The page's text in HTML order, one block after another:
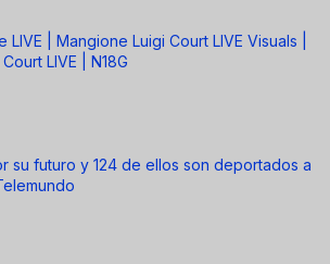
| Mangione Luigi Court LIVE Visuals |
LIVE | N18G
su futuro y 124 de ellos son deportados a